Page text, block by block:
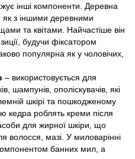
інші компоненти. Деревна
як з іншими деревними
та квітами. Найчастіше він
будучи фіксатором
популярна як у чоловічих,
– використовується для
шампунів, ополіскувачів, які
шкірі та пошкодженому
кедра роблять креми після
для жирної шкіри, що
волосся, мазі. У миловарінні
банних мил, а